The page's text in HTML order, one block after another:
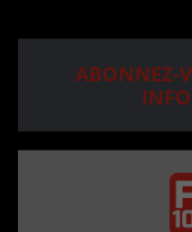
ABONNEZ-